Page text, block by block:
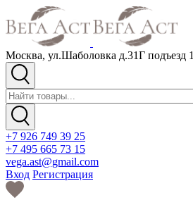
Москва, ул.Шаболовка д.31Г подъезд 1
+7 926 749 39 25
+7 495 665 73 15
vega.ast@gmail.com
Вход Регистрация